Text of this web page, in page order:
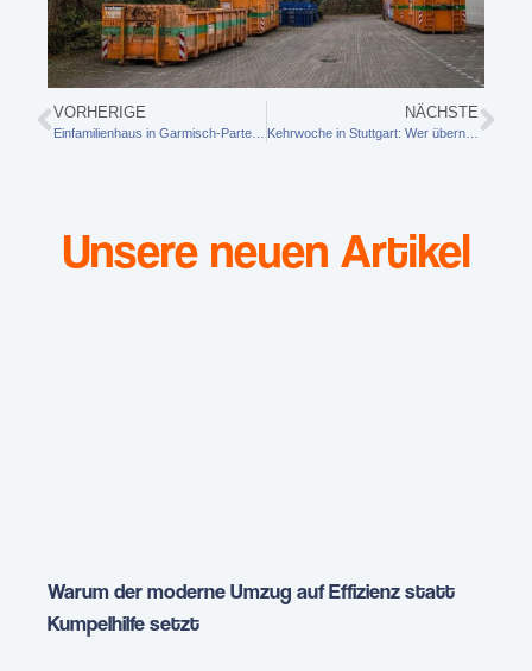
VORHERIGE NÄCHSTE
Kehrwoche in Stuttgart: Wer übernimmt sie, wenn Sie selbst keine Zeit haben?
Unsere neuen Artikel
Warum der moderne Umzug auf Effizienz statt
Kumpelhilfe setzt